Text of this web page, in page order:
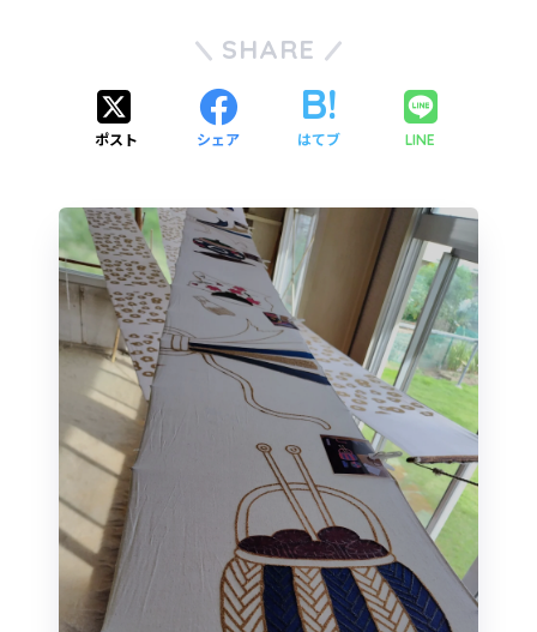
SHARE
ポスト シェア はてブ LINE